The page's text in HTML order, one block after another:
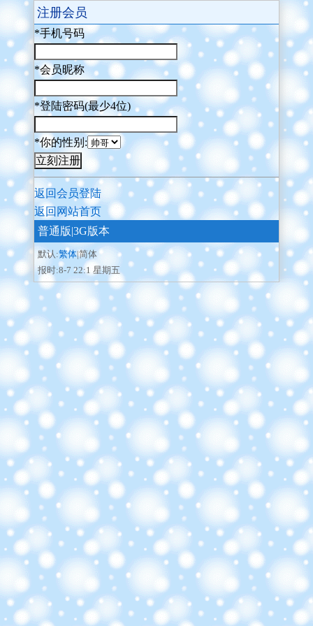
注册会员
*手机号码
*会员昵称
*登陆密码(最少4位)
*你的性别:
返回会员登陆
返回网站首页
普通版|3G版本
默认:繁体|简体
报时:8-7 22:1 星期五